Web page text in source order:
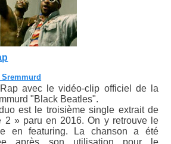
avec le vidéo-clip officiel de la
"Black Beatles".
est le troisième single extrait de
2 » paru en 2016. On y retrouve le
en featuring. La chanson a été
après son utilisation pour le